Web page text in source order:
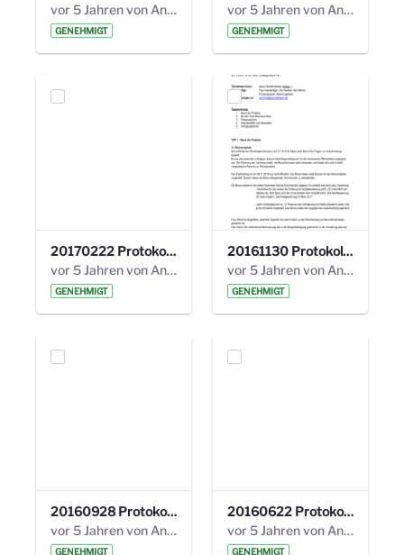
vor 5 Jahren von Anni Schlumberger
GENEHMIGT
vor 5 Jahren von Anni Schlumberger
GENEHMIGT
20170222 Protokoll 19. Steuerungskreis.pdf
vor 5 Jahren von Anni Schlumberger
GENEHMIGT
20161130 Protokoll 18. Steuerungskreis.pdf
vor 5 Jahren von Anni Schlumberger
GENEHMIGT
20160928 Protokoll 17. Steuerungskreis.pdf
vor 5 Jahren von Anni Schlumberger
GENEHMIGT
20160622 Protokoll 16. Steuerungskreis.pdf
vor 5 Jahren von Anni Schlumberger
GENEHMIGT